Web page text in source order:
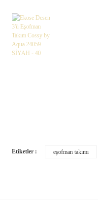
Etiketler : eşofman takımı